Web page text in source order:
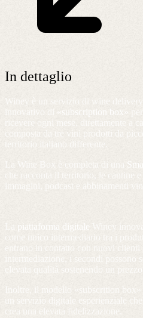
In dettaglio
Winey è un servizio di wine
innovativo di «subscription box»
ricevere ogni mese, direttamente a
composta da tre vini prodotti da
territorio italiano differente.
La Wine Box è completa di una
che racconta il territorio, le cantine
immagini, podcast e abbinamenti
piattaforma digitale
Winey
come unico intermediario tra i
entrano in contatto con nuovi clienti
intermediazione, i secondi possono
elevata qualità sostenendo un
Inoltre, il modello «subscrition
un servizio digitale esperienziale
crea una elevata fidelizzazione.